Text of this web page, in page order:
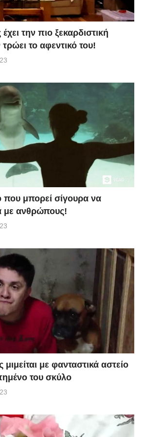
την πιο ξεκαρδιστική
το αφεντικό του!
που μπορεί σίγουρα να
με ανθρώπους!
μιμείται με φανταστικά αστείο
του σκύλο